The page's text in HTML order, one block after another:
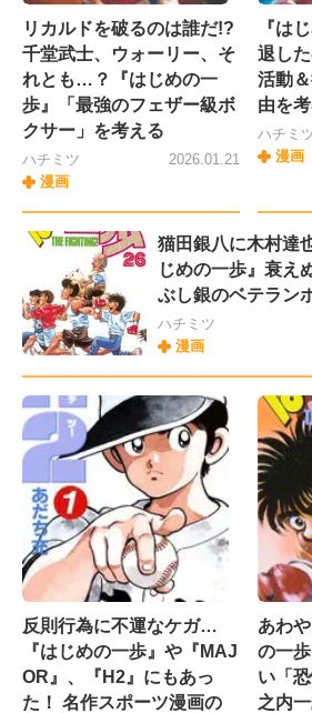
リカルドを破るのは誰だ!?
千堂武士、ウォーリー、そ
れとも…？『はじめの一
歩』「最強のフェザー級ボ
クサー」を考える
ハチミツ
漫画
2026.01.21
『は
退し
活動
由を
ハチミ
漫画
猫田銀八に木村達
じめの一歩』衰え
ぶし銀のベテラン
ハチミツ
漫画
反則行為に不運なケガ…
『はじめの一歩』や『MAJ
OR』、『H2』にもあっ
た！ 名作スポーツ漫画の
あわ
の一
い「
之内